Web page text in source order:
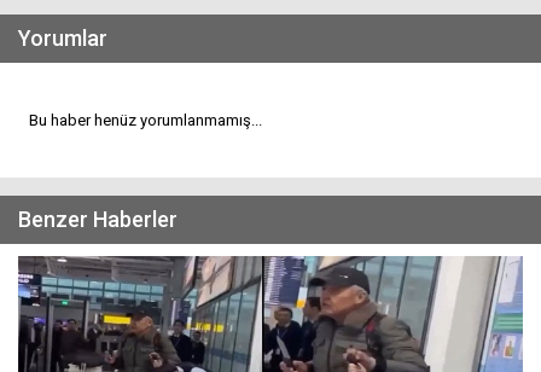
Yorumlar
Bu haber henüz yorumlanmamış...
Benzer Haberler